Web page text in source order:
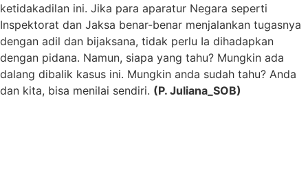
ketidakadilan ini. Jika para aparatur Negara seperti
Inspektorat dan Jaksa benar-benar menjalankan tugasnya
dengan adil dan bijaksana, tidak perlu Ia dihadapkan
dengan pidana. Namun, siapa yang tahu? Mungkin ada
dalang dibalik kasus ini. Mungkin anda sudah tahu? Anda
dan kita, bisa menilai sendiri. (P. Juliana_SOB)